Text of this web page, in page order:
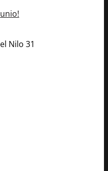
Nilo 31